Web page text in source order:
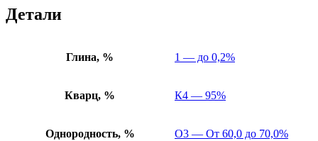
Детали
Глина, % 1 — до 0,2%
Кварц, % К4 — 95%
Однородность, % О3 — От 60,0 до 70,0%